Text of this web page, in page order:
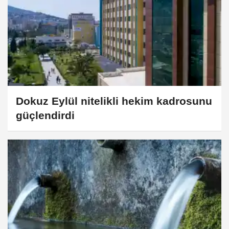
Dokuz Eylül nitelikli hekim kadrosunu
güçlendirdi